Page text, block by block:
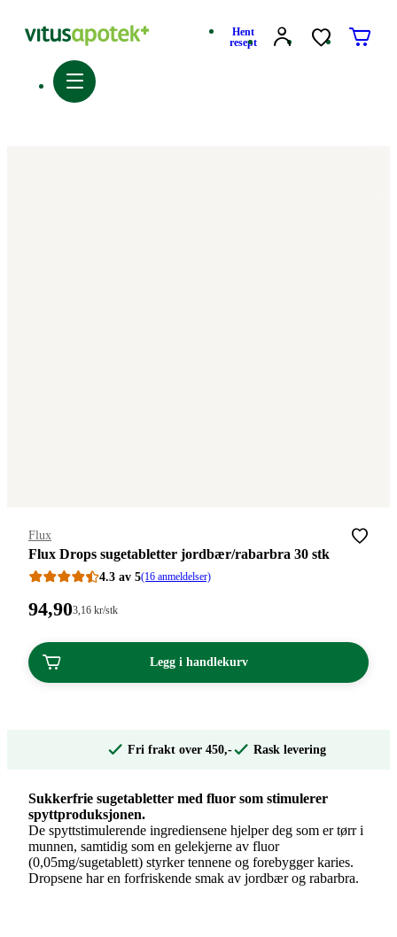
Hent
resept
Merke
Flux
Flux Drops sugetabletter jordbær/rabarbra 30 stk
4.3 av 5(16 anmeldelser)
Pris:
kroner.
94,90Stykkpris:
kroner.
3 ,16 kr/stk
Legg i handlekurv
Fri frakt over 450,- Rask levering
Sukkerfrie sugetabletter med fluor som stimulerer
spyttproduksjonen.
De spyttstimulerende ingrediensene hjelper deg som er tørr i
munnen, samtidig som en gelekjerne av fluor
(0,05mg/sugetablett) styrker tennene og forebygger karies.
Dropsene har en forfriskende smak av jordbær og rabarbra.